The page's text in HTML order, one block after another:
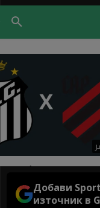
Добави
източник в